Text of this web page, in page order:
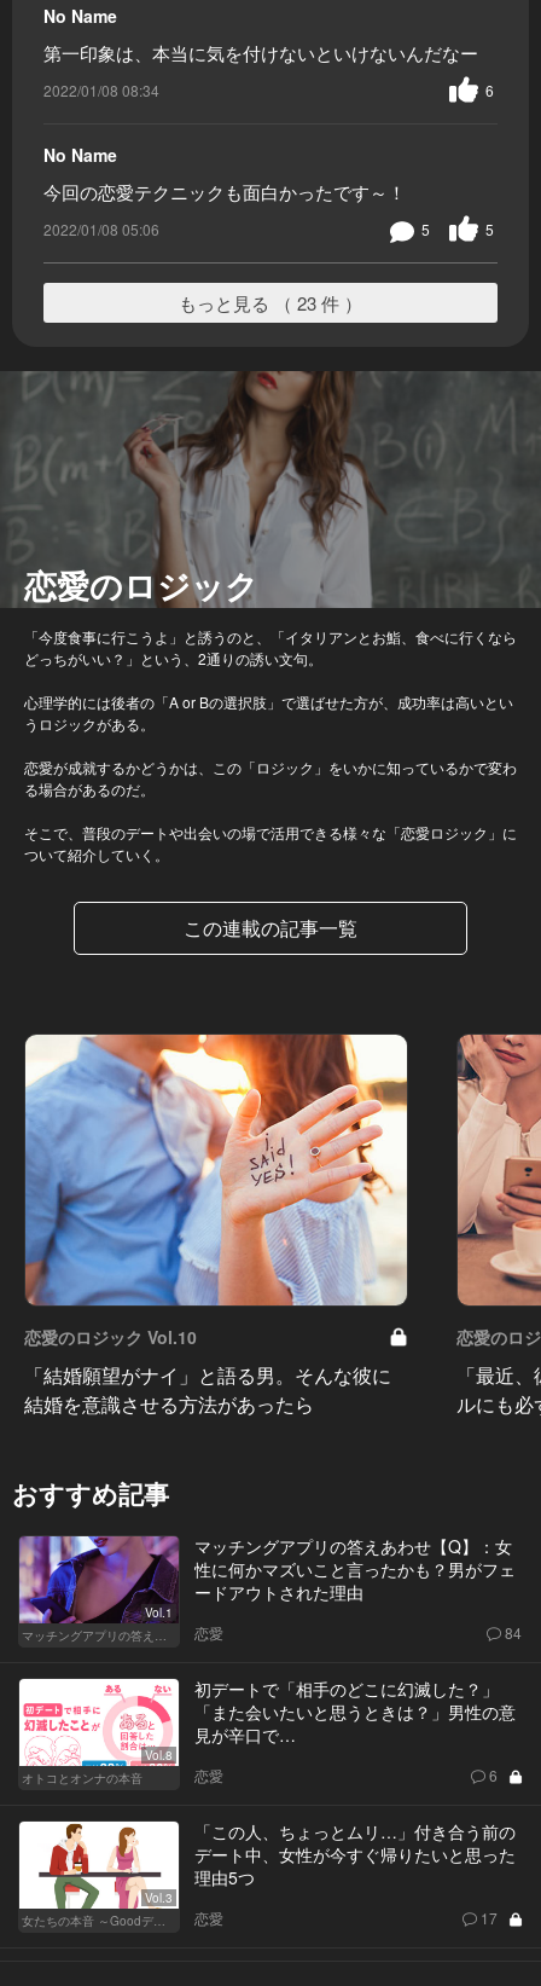
No Name
第一印象は、本当に気を付けないといけないんだなー
2022/01/08 08:34 6
No Name
今回の恋愛テクニックも面白かったです～！
2022/01/08 05:06 5
5
もっと見る （ 23 件 ）
恋愛のロジック
「今度食事に行こうよ」と誘うのと、「イタリアンとお鮨、食べに行くなら
どっちがいい？」という、2通りの誘い文句。
心理学的には後者の「A or Bの選択肢」で選ばせた方が、成功率は高いとい
うロジックがある。
恋愛が成就するかどうかは、この「ロジック」をいかに知っているかで変わ
る場合があるのだ。
そこで、普段のデートや出会いの場で活用できる様々な「恋愛ロジック」に
ついて紹介していく。
この連載の記事一覧
恋愛のロジック Vol.10
「結婚願望がナイ」と語る男。そんな彼に
結婚を意識させる方法があったら
恋愛のロ
「最近
ルにも
おすすめ記事
Vol.1
マッチングアプリの答えあわせ【Q】
マッチングアプリの答えあわせ【Q】：女
性に何かマズいこと言ったかも？男がフェ
ードアウトされた理由
恋愛 84
Vol.8
オトコとオンナの本音
初デートで「相手のどこに幻滅した？」
「また会いたいと思うときは？」男性の意
見が辛口で…
恋愛 6
Vol.3
女たちの本音 ～Goodデート／Badデート～
「この人、ちょっとムリ…」付き合う前の
デート中、女性が今すぐ帰りたいと思った
理由5つ
恋愛 17